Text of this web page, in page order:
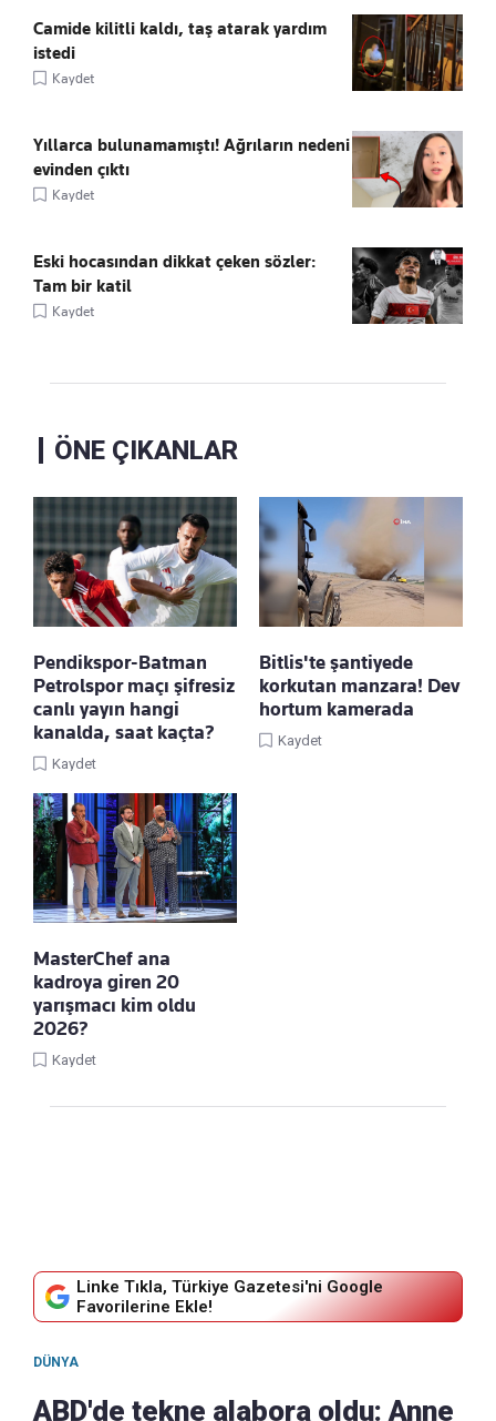
Camide kilitli kaldı, taş atarak yardım
istedi
Kaydet
Yıllarca bulunamamıştı! Ağrıların nedeni
evinden çıktı
Kaydet
Eski hocasından dikkat çeken sözler:
Tam bir katil
Kaydet
ÖNE ÇIKANLAR
Pendikspor-Batman
Petrolspor maçı şifresiz
canlı yayın hangi
kanalda, saat kaçta?
Kaydet
Bitlis'te şantiyede
korkutan manzara! Dev
hortum kamerada
Kaydet
MasterChef ana
kadroya giren 20
yarışmacı kim oldu
2026?
Kaydet
Linke Tıkla, Türkiye Gazetesi'ni Google
Favorilerine Ekle!
DÜNYA
ABD'de tekne alabora oldu: Anne